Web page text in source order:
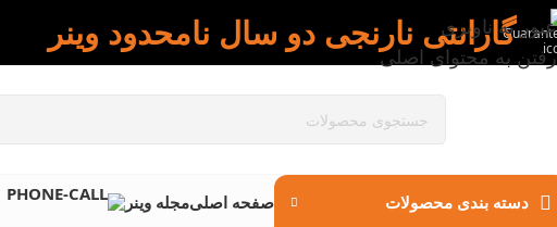
عبور به ناوبری
رفتن به محتوای اصلی
گارانتی نارنجی دو سال نامحدود وینر
دسته بندی محصولات صفحه اصلیمجله وینر